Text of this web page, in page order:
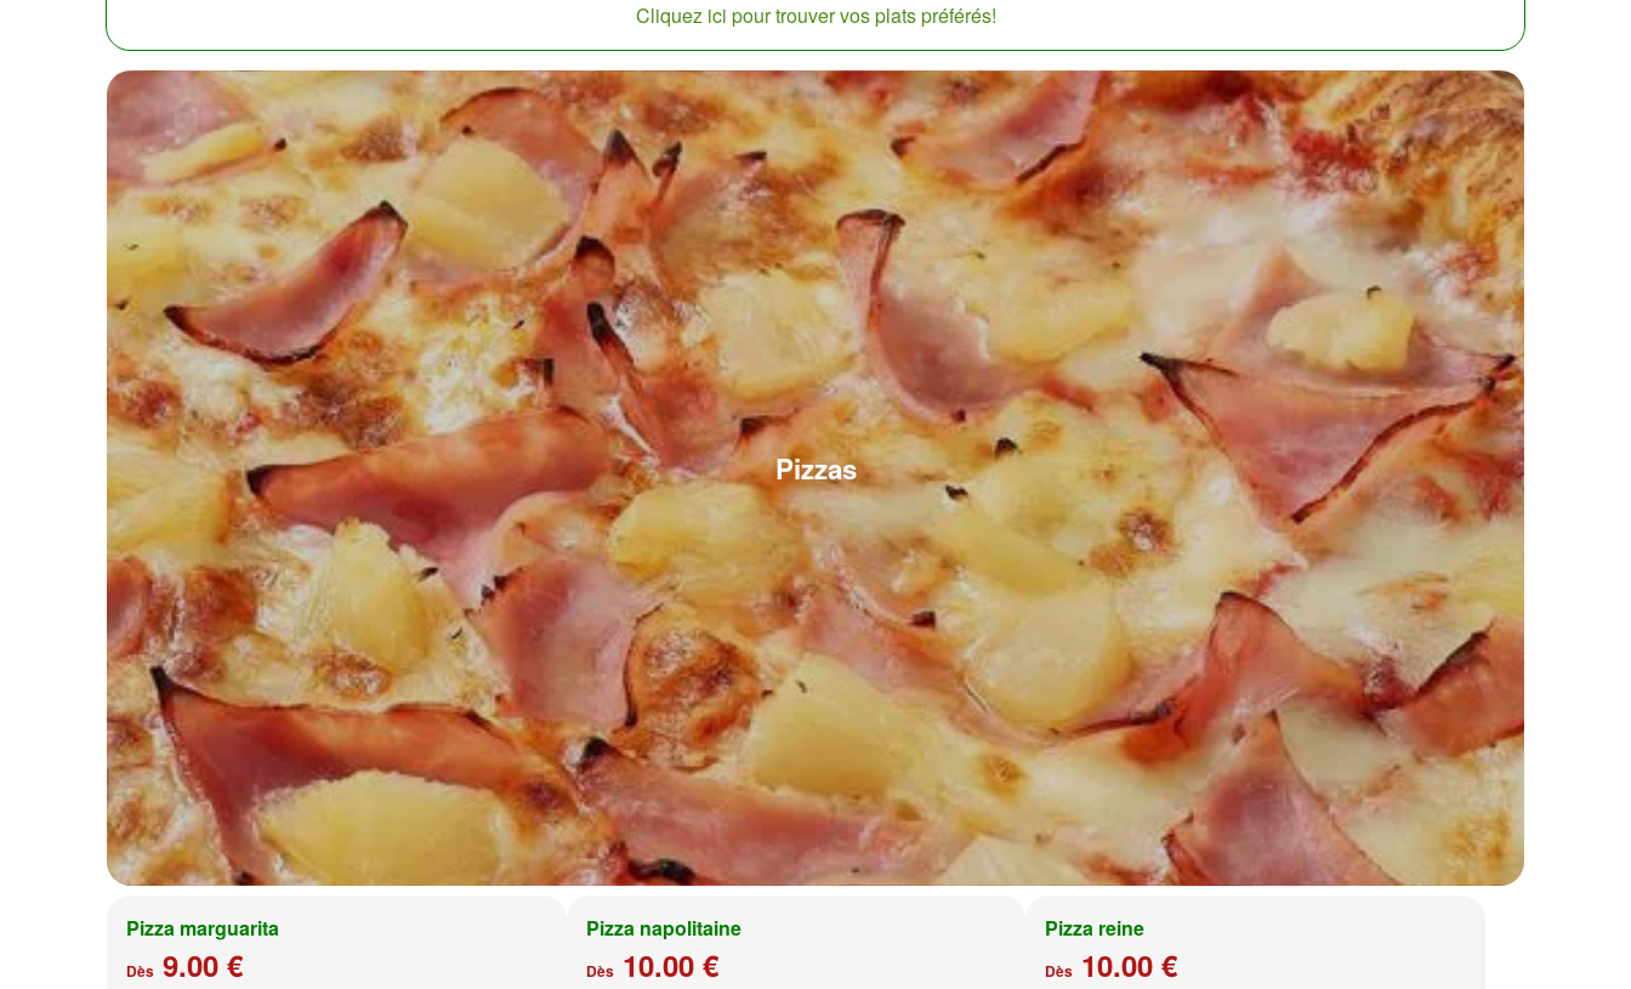
Cliquez ici pour trouver vos plats préférés!
Pizzas
Pizza marguarita
Dès 9.00 €
Pizza napolitaine
Dès10.00 €
Pizza reine
Dès 10.00 €